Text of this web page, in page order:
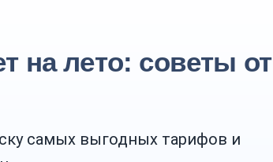
на лето: советы от
самых выгодных тарифов и